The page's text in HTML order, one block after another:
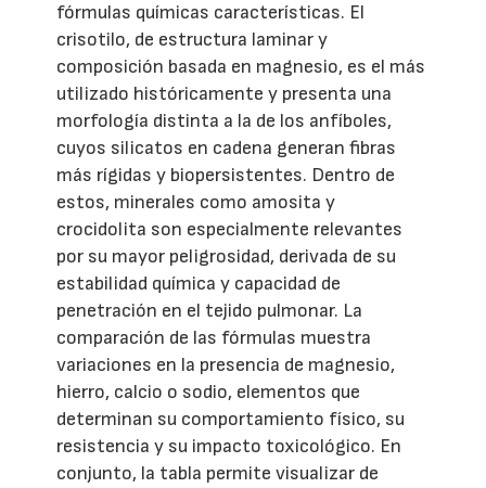
fórmulas químicas características. El
crisotilo, de estructura laminar y
composición basada en magnesio, es el más
utilizado históricamente y presenta una
morfología distinta a la de los anfíboles,
cuyos silicatos en cadena generan fibras
más rígidas y biopersistentes. Dentro de
estos, minerales como amosita y
crocidolita son especialmente relevantes
por su mayor peligrosidad, derivada de su
estabilidad química y capacidad de
penetración en el tejido pulmonar. La
comparación de las fórmulas muestra
variaciones en la presencia de magnesio,
hierro, calcio o sodio, elementos que
determinan su comportamiento físico, su
resistencia y su impacto toxicológico. En
conjunto, la tabla permite visualizar de